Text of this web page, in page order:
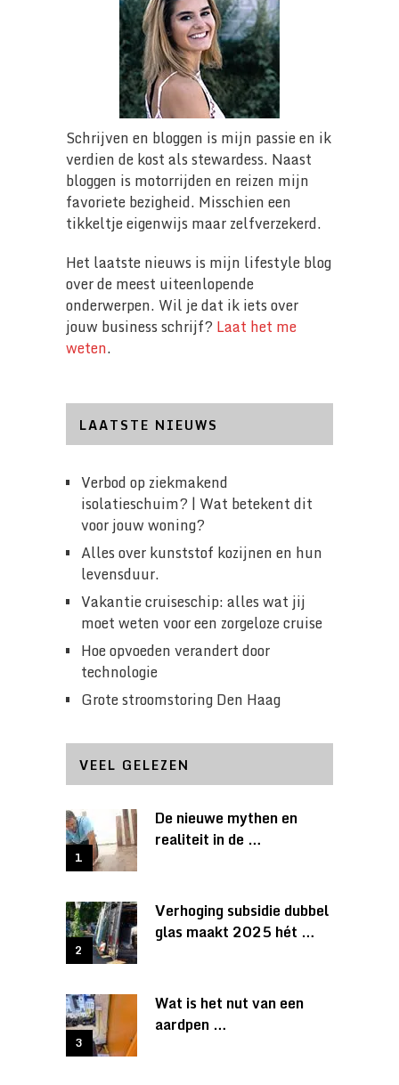
Schrijven en bloggen is mijn passie en ik
verdien de kost als stewardess. Naast
bloggen is motorrijden en reizen mijn
favoriete bezigheid. Misschien een
tikkeltje eigenwijs maar zelfverzekerd.
Het laatste nieuws is mijn lifestyle blog
over de meest uiteenlopende
onderwerpen. Wil je dat ik iets over
jouw business schrijf? Laat het me
weten.
LAATSTE NIEUWS
Verbod op ziekmakend
isolatieschuim? | Wat betekent dit
voor jouw woning?
Alles over kunststof kozijnen en hun
levensduur.
Vakantie cruiseschip: alles wat jij
moet weten voor een zorgeloze cruise
Hoe opvoeden verandert door
technologie
Grote stroomstoring Den Haag
VEEL GELEZEN
De nieuwe mythen en
realiteit in de …
Verhoging subsidie dubbel
glas maakt 2025 hét …
Wat is het nut van een
aardpen …